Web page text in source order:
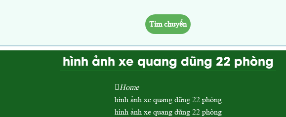
Tìm chuyến
hình ảnh xe quang dũng 22 phòng
Home
hình ảnh xe quang dũng 22 phòng
hình ảnh xe quang dũng 22 phòng